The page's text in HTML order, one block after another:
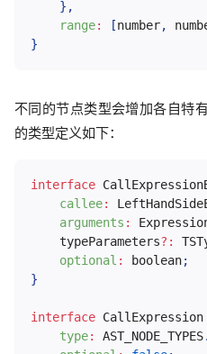
} ,
range: [number,
}
不同的节点类型会增加各自特
的类型定义如下：
interface
callee:
arguments :
    typeParameters
? :
optional : boolean;
}
interface CallExpression
type: AST_NODE_TYPES.